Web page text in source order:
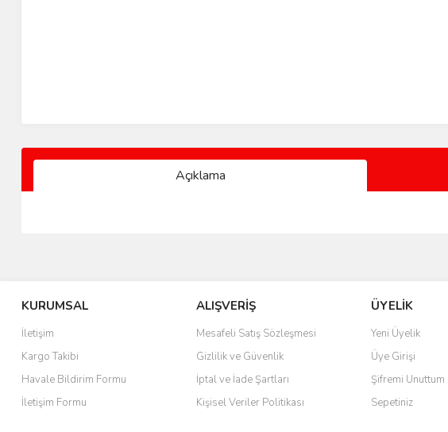
Açıklama
KURUMSAL
İletişim
Kargo Takibi
Havale Bildirim Formu
İletişim Formu
ALIŞVERİŞ
Mesafeli Satış Sözleşmesi
Gizlilik ve Güvenlik
İptal ve İade Şartları
Kişisel Veriler Politikası
ÜYELİK
Yeni Üyelik
Üye Girişi
Şifremi Unuttum
Sepetiniz